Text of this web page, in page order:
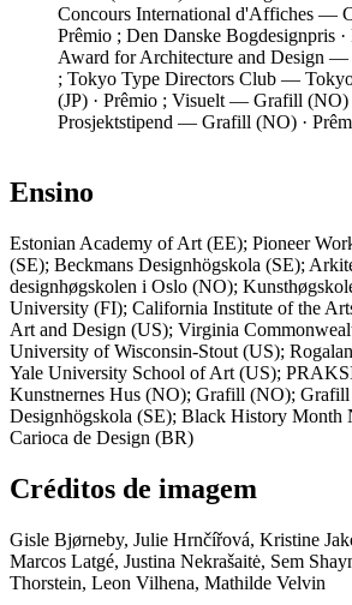
Concours International d'Affiches —
Prêmio ; Den Danske Bogdesignpris
Award for Architecture and Design
; Tokyo Type Directors Club —
(JP) · Prêmio ; Visuelt — Grafill (NO)
Prosjektstipend — Grafill (NO) ·
Ensino
Estonian Academy of Art (EE); Pioneer
(SE); Beckmans Designhögskola (SE);
designhøgskolen i Oslo (NO);
University (FI); California Institute of the
Art and Design (US); Virginia
University of Wisconsin-Stout (US);
Yale University School of Art (US);
Kunstnernes Hus (NO); Grafill (NO);
Designhögskola (SE); Black History Month
Carioca de Design (BR)
Créditos de imagem
Gisle Bjørneby, Julie Hrnčířová, Kristine
Marcos Latgé, Justina Nekrašaitė, Sem
Thorstein, Leon Vilhena, Mathilde Velvin